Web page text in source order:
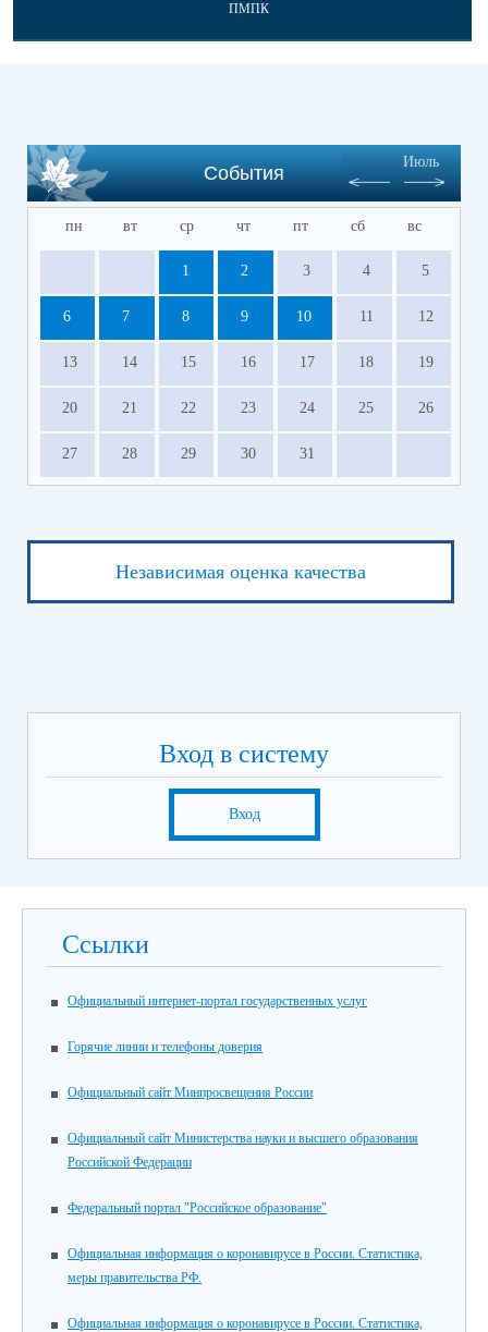
ПМПК
События
Июль
пн вт ср чт пт сб вс
1 2 3 4 5
6 7 8 9 10 11 12
13 14 15 16 17 18 19
20 21 22 23 24 25 26
27 28 29 30 31
Независимая оценка качества
Вход в систему
Вход
Ссылки
Официальный интернет-портал государственных услуг
Горячие линии и телефоны доверия
Официальный сайт Минпросвещения России
Официальный сайт Министерства науки и высшего образования
Российской Федерации
Федеральный портал "Российское образование"
Официальная информация о коронавирусе в России. Статистика,
меры правительства РФ.
Официальная информация о коронавирусе в России. Статистика,